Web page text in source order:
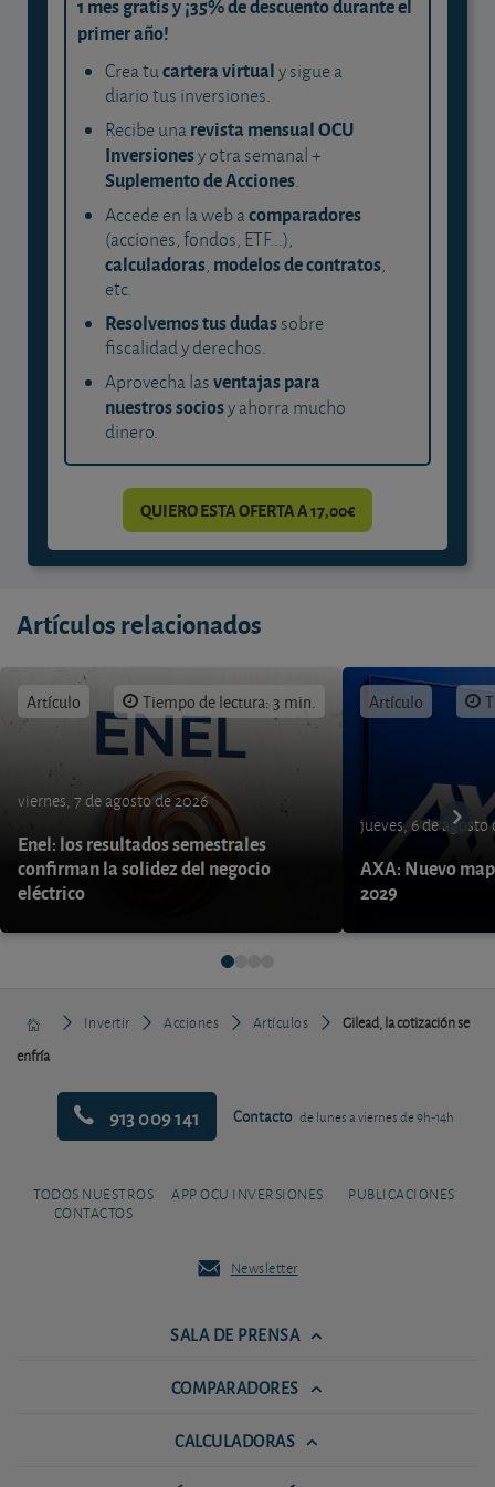
1 mes gratis y ¡35% de descuento durante el
primer año!
Crea tucartera virtualy sigue a
diario tus inversiones.
Recibe unarevista mensual OCU
Inversionesy otra semanal +
Suplemento de Acciones.
Accede en la web acomparadores
(acciones, fondos, ETF...),
calculadoras, modelos de contratos,
etc.
Resolvemos tus dudassobre
fiscalidad y derechos.
Aprovecha lasventajas para
nuestros sociosy ahorra mucho
dinero.
QUIERO ESTA OFERTA A 17,00€
Artículos relacionados
Artículo Tiempo de lectura: 3 min.
viernes, 7 de agosto de 2026
Enel: los resultados semestrales
confirman la solidez del negocio
eléctrico
Artículo
jueves, 6 de agosto
AXA: Nuevo
2029
Invertir Acciones Artículos
Gilead, la cotización se
enfría
913 009 141 Contacto de lunes a viernes de 9h-14h
TODOS NUESTROS
CONTACTOS
APP OCU INVERSIONES PUBLICACIONES
Newsletter
SALA DE PRENSA
COMPARADORES
CALCULADORAS